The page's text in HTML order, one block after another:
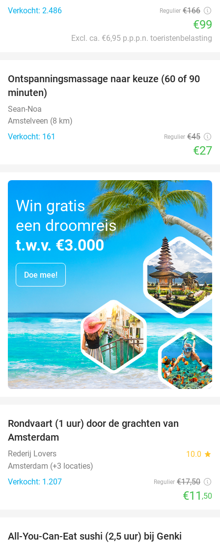
Verkocht: 2.486
Regulier €166
€99
Excl. ca. €6,95 p.p.p.n. toeristenbelasting
40%
Ontspanningsmassage naar keuze (60 of 90
minuten)
Sean-Noa
Amstelveen (8 km)
Verkocht: 161
Regulier €45
€27
Win gratis
een droomreis
t.w.v. €3.000
Doe mee!
Rondvaart (1 uur) door de grachten van
Amsterdam
Rederij Lovers 10.0 star
Amsterdam (+3 locaties)
Verkocht: 1.207
Regulier €17,50
€11 ,50
All-You-Can-Eat sushi (2,5 uur) bij Genki